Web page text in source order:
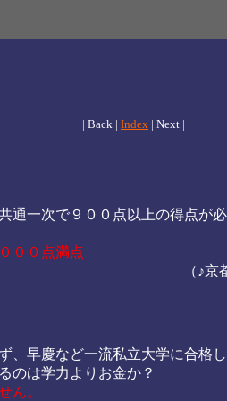
| Back | Index | Next |
通一次で９００点以上の得点が
００点満点
（♪京
、早慶など一流私立大学に合格
のは学力よりお金か？
ん。